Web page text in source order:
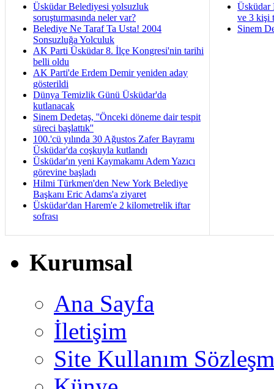
Üsküdar Belediyesi yolsuzluk
soruşturmasında neler var?
Belediye Ne Taraf Ta Usta! 2004
Sonsuzluğa Yolculuk
AK Parti Üsküdar 8. İlçe Kongresi'nin tarihi
belli oldu
AK Parti'de Erdem Demir yeniden aday
gösterildi
Dünya Temizlik Günü Üsküdar'da
kutlanacak
Sinem Dedetaş, ''Önceki döneme dair tespit
süreci başlattık''
100.'cü yılında 30 Ağustos Zafer Bayramı
Üsküdar'da coşkuyla kutlandı
Üsküdar'ın yeni Kaymakamı Adem Yazıcı
görevine başladı
Hilmi Türkmen'den New York Belediye
Başkanı Eric Adams'a ziyaret
Üsküdar'dan Harem'e 2 kilometrelik iftar
sofrası
Üsküdar
ve 3 kişi
Sinem
Kurumsal
Ana Sayfa
İletişim
Site Kullanım